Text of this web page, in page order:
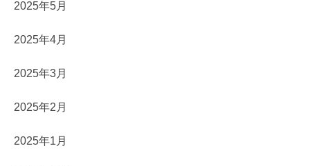
2025年5月
2025年4月
2025年3月
2025年2月
2025年1月